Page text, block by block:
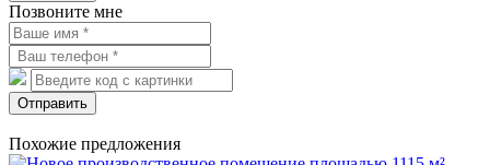
Позвоните мне
Отправить
Похожие предложения